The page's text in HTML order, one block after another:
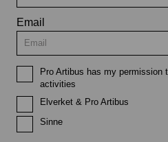
Email
Pro Artibus has my permission
activities
Elverket & Pro Artibus
Sinne